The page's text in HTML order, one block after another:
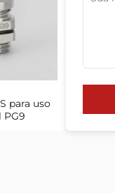
para uso
PG9